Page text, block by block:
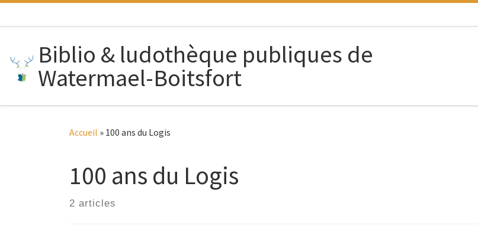
Biblio & ludothèque publiques de
Watermael-Boitsfort
Accueil » 100 ans du Logis
100 ans du Logis
2 articles